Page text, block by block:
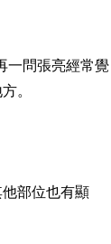
一問張亮經常覺
。
部位也有顯